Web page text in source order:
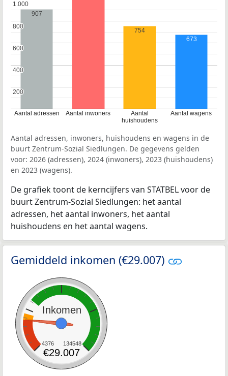
Aantal adressen Aantal inwoners
Aantal
huishoudens
Aantal wagens
200
200
400
400
600
600
800
800
1.000
1.000
907
754
673
Aantal adressen, inwoners, huishoudens en wagens in de
buurt Zentrum-Sozial Siedlungen. De gegevens gelden
voor: 2026 (adressen), 2024 (inwoners), 2023 (huishoudens)
en 2023 (wagens).
De grafiek toont de kerncijfers van STATBEL voor de
buurt Zentrum-Sozial Siedlungen: het aantal
adressen, het aantal inwoners, het aantal
huishoudens en het aantal wagens.
Gemiddeld inkomen (€29.007)
Inkomen
4376 134548
€29.007